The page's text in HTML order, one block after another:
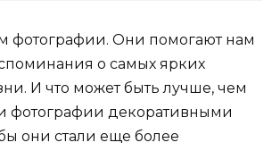
фотографии. Они помогают нам
о самых ярких
И что может быть лучше, чем
фотографии декоративными
они стали еще более